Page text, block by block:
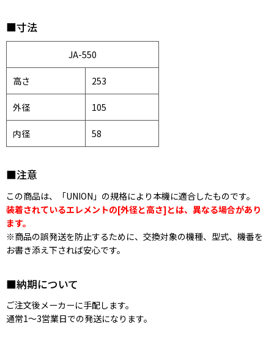
■寸法
JA-550
高さ 253
外径 105
内径 58
■注意
この商品は、「UNION」の規格により本機に適合したものです。
装着されているエレメントの[外径と高さ]とは、異なる場合があり
ます。
※商品の誤発送を防止するために、交換対象の機種、型式、機番を
お書き添え下されば安心です。
■納期について
ご注文後メーカーに手配します。
通常1〜3営業日での発送になります。